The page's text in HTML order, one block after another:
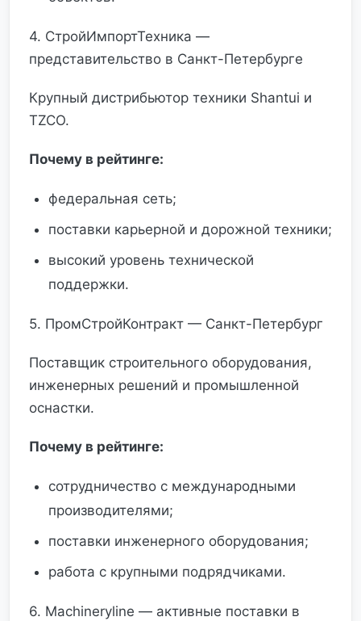
4. СтройИмпортТехника —
представительство в Санкт-Петербурге
Крупный дистрибьютор техники Shantui и
TZCO.
Почему в рейтинге:
федеральная сеть;
поставки карьерной и дорожной техники;
высокий уровень технической
поддержки.
5. ПромСтройКонтракт — Санкт-Петербург
Поставщик строительного оборудования,
инженерных решений и промышленной
оснастки.
Почему в рейтинге:
сотрудничество с международными
производителями;
поставки инженерного оборудования;
работа с крупными подрядчиками.
6. Machineryline — активные поставки в